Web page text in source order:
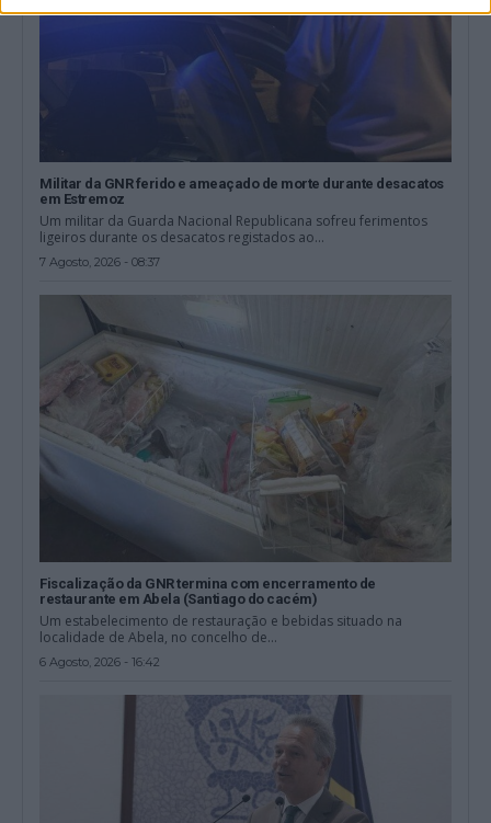
Militar da GNR ferido e ameaçado de morte durante desacatos
em Estremoz
Um militar da Guarda Nacional Republicana sofreu ferimentos
ligeiros durante os desacatos registados ao...
7 Agosto, 2026 - 08:37
Fiscalização da GNR termina com encerramento de
restaurante em Abela (Santiago do cacém)
Um estabelecimento de restauração e bebidas situado na
localidade de Abela, no concelho de...
6 Agosto, 2026 - 16:42